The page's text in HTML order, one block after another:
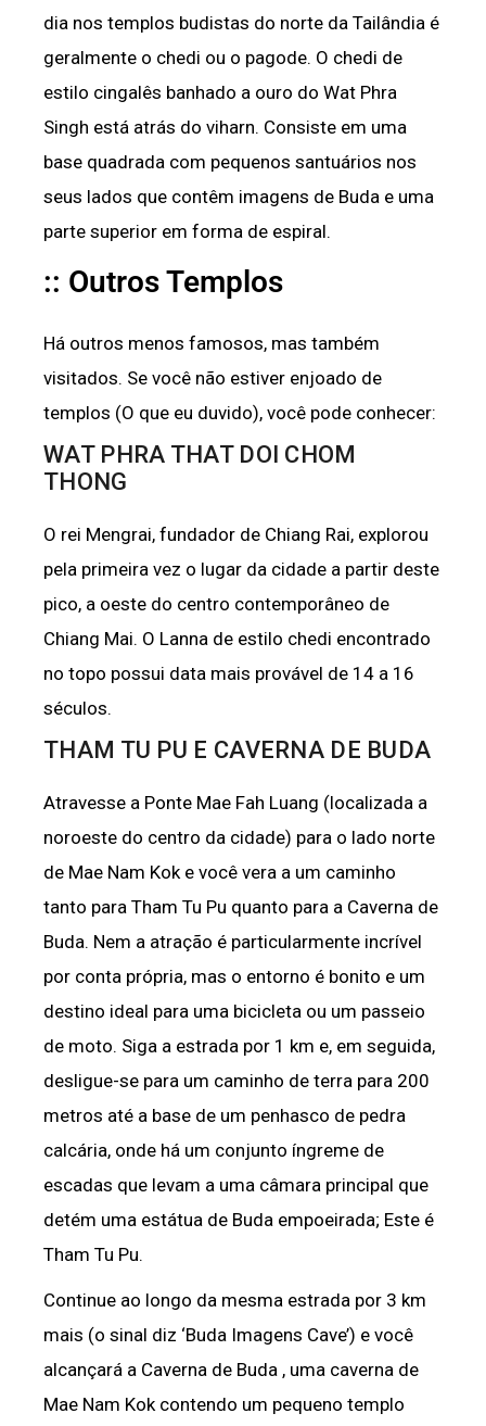
dia nos templos budistas do norte da Tailândia é
geralmente o chedi ou o pagode. O chedi de
estilo cingalês banhado a ouro do Wat Phra
Singh está atrás do viharn. Consiste em uma
base quadrada com pequenos santuários nos
seus lados que contêm imagens de Buda e uma
parte superior em forma de espiral.
:: Outros Templos
Há outros menos famosos, mas também
visitados. Se você não estiver enjoado de
templos (O que eu duvido), você pode conhecer:
WAT PHRA THAT DOI CHOM
THONG
O rei Mengrai, fundador de Chiang Rai, explorou
pela primeira vez o lugar da cidade a partir deste
pico, a oeste do centro contemporâneo de
Chiang Mai. O Lanna de estilo chedi encontrado
no topo possui data mais provável de 14 a 16
séculos.
THAM TU PU E CAVERNA DE BUDA
Atravesse a Ponte Mae Fah Luang (localizada a
noroeste do centro da cidade) para o lado norte
de Mae Nam Kok e você vera a um caminho
tanto para Tham Tu Pu quanto para a Caverna de
Buda. Nem a atração é particularmente incrível
por conta própria, mas o entorno é bonito e um
destino ideal para uma bicicleta ou um passeio
de moto. Siga a estrada por 1 km e, em seguida,
desligue-se para um caminho de terra para 200
metros até a base de um penhasco de pedra
calcária, onde há um conjunto íngreme de
escadas que levam a uma câmara principal que
detém uma estátua de Buda empoeirada; Este é
Tham Tu Pu.
Continue ao longo da mesma estrada por 3 km
mais (o sinal diz ‘Buda Imagens Cave’) e você
alcançará a Caverna de Buda , uma caverna de
Mae Nam Kok contendo um pequeno templo